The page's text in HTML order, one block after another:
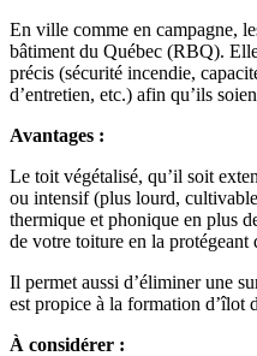
En ville comme en campagne,
bâtiment du Québec (RBQ).
précis (sécurité incendie,
d’entretien, etc.) afin qu’ils
Avantages :
Le toit végétalisé, qu’il soit
ou intensif (plus lourd,
thermique et phonique en plus
de votre toiture en la
Il permet aussi d’éliminer une
est propice à la formation d’îlot
À considérer :